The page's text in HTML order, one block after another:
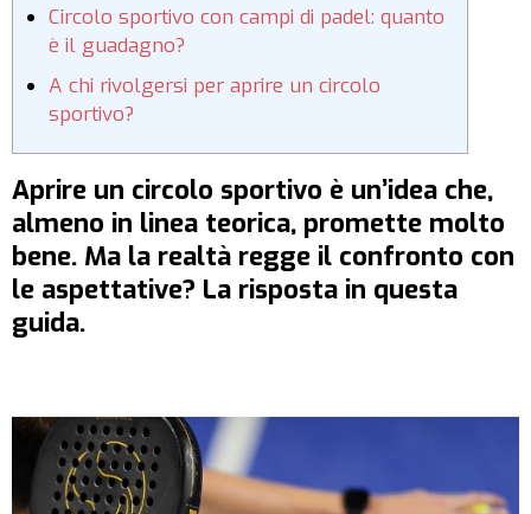
Circolo sportivo con campi di padel: quanto
è il guadagno?
A chi rivolgersi per aprire un circolo
sportivo?
Aprire un circolo sportivo è un’idea che,
almeno in linea teorica, promette molto
bene. Ma la realtà regge il confronto con
le aspettative? La risposta in questa
guida.